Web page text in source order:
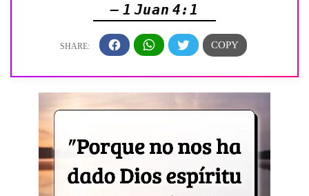
— 1 Juan 4:1